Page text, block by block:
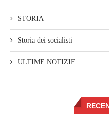
STORIA
Storia dei socialisti
ULTIME NOTIZIE